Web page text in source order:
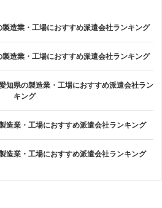
製造業・工場におすすめ派遣会社ランキング
製造業・工場におすすめ派遣会社ランキング
知県の製造業・工場におすすめ派遣会社ラン
キング
造業・工場におすすめ派遣会社ランキング
造業・工場におすすめ派遣会社ランキング